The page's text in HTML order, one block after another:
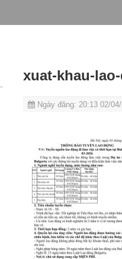
xuat-khau-
Ngày đăng: 20:13 02/